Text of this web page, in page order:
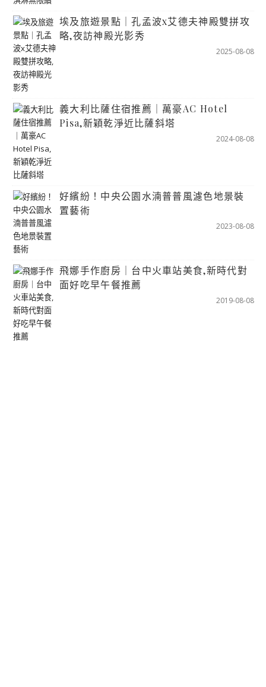
埃及旅遊景點｜孔孟波x艾德夫神殿雙拼攻
略,夜訪神殿光影秀
2025-08-08
義大利比薩住宿推薦｜萬豪AC Hotel
Pisa,新穎乾淨近比薩斜塔
2024-08-08
好繽紛！中央公園水湳普普風濾色地景裝
置藝術
2023-08-08
飛娜手作廚房｜台中火車站美食,新時代對
面好吃早午餐推薦
2019-08-08